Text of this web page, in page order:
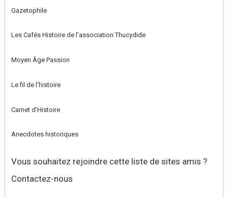
Gazetophile
Les Cafés Histoire de l’association Thucydide
Moyen Âge Passion
Le fil de l'histoire
Carnet d'Histoire
Anecdotes historiques
Vous souhaitez rejoindre cette liste de sites amis ?
Contactez-nous